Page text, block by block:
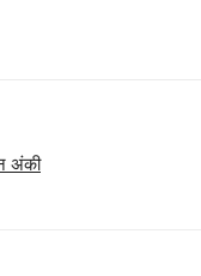
अंकी